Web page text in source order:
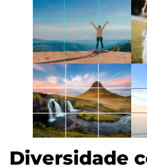
Diversidade